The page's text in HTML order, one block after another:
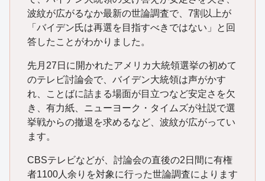
波紋が広がるなか最新の世論調査で、7割以上が
「バイデン氏は再選を目指すべきではない」と回
答したことがわかりました。
先月27日に開かれたアメリカ大統領選挙の初めて
のテレビ討論会で、バイデン大統領は声がかす
れ、ことばに詰まる場面が目立つなど安定さを欠
き、有力紙、ニューヨーク・タイムズが社説で選
挙戦からの撤退を求めるなど、波紋が広がってい
ます。
CBSテレビなどが、討論会の直後の2日間に有権
者1100人余りを対象に行った世論調査によります